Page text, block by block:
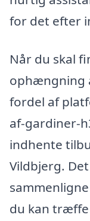
for det efter
Når du skal
ophængning
fordel af
af-gardiner-
indhente
Vildbjerg.
du kan